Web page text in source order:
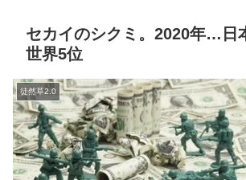
セカイのシクミ。2020年…日
世界5位
徒然草2.0